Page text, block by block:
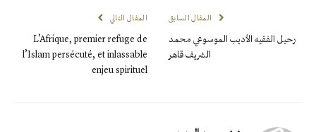
المقال السابق
رحيل الفقيه الأديب الموسوعي محمد
الشريف قاهر
المقال التالي
L’Afrique, premier refuge de
l’Islam persécuté, et inlassable
enjeu spirituel